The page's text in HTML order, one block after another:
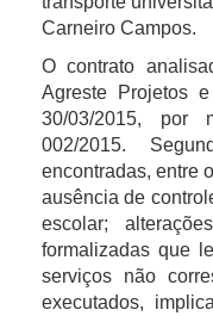
Carneiro Campos.
O contrato
Agreste Projetos
30/03/2015, por
002/2015.
encontradas, entre
ausência de
escolar;
formalizadas que
serviços não
executados,